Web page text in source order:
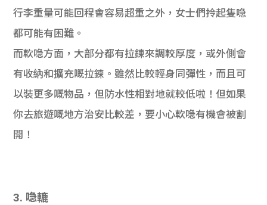
行李重量可能回程會容易超重之外，女士們拎起隻喼
都可能有困難。
而軟喼方面，大部分都有拉鍊來調較厚度，或外側會
有收納和擴充嘅拉鍊。雖然比較輕身同彈性，而且可
以裝更多嘅物品，但防水性相對地就較低啦！但如果
你去旅遊嘅地方治安比較差，要小心軟喼有機會被割
開！
3. 喼轆